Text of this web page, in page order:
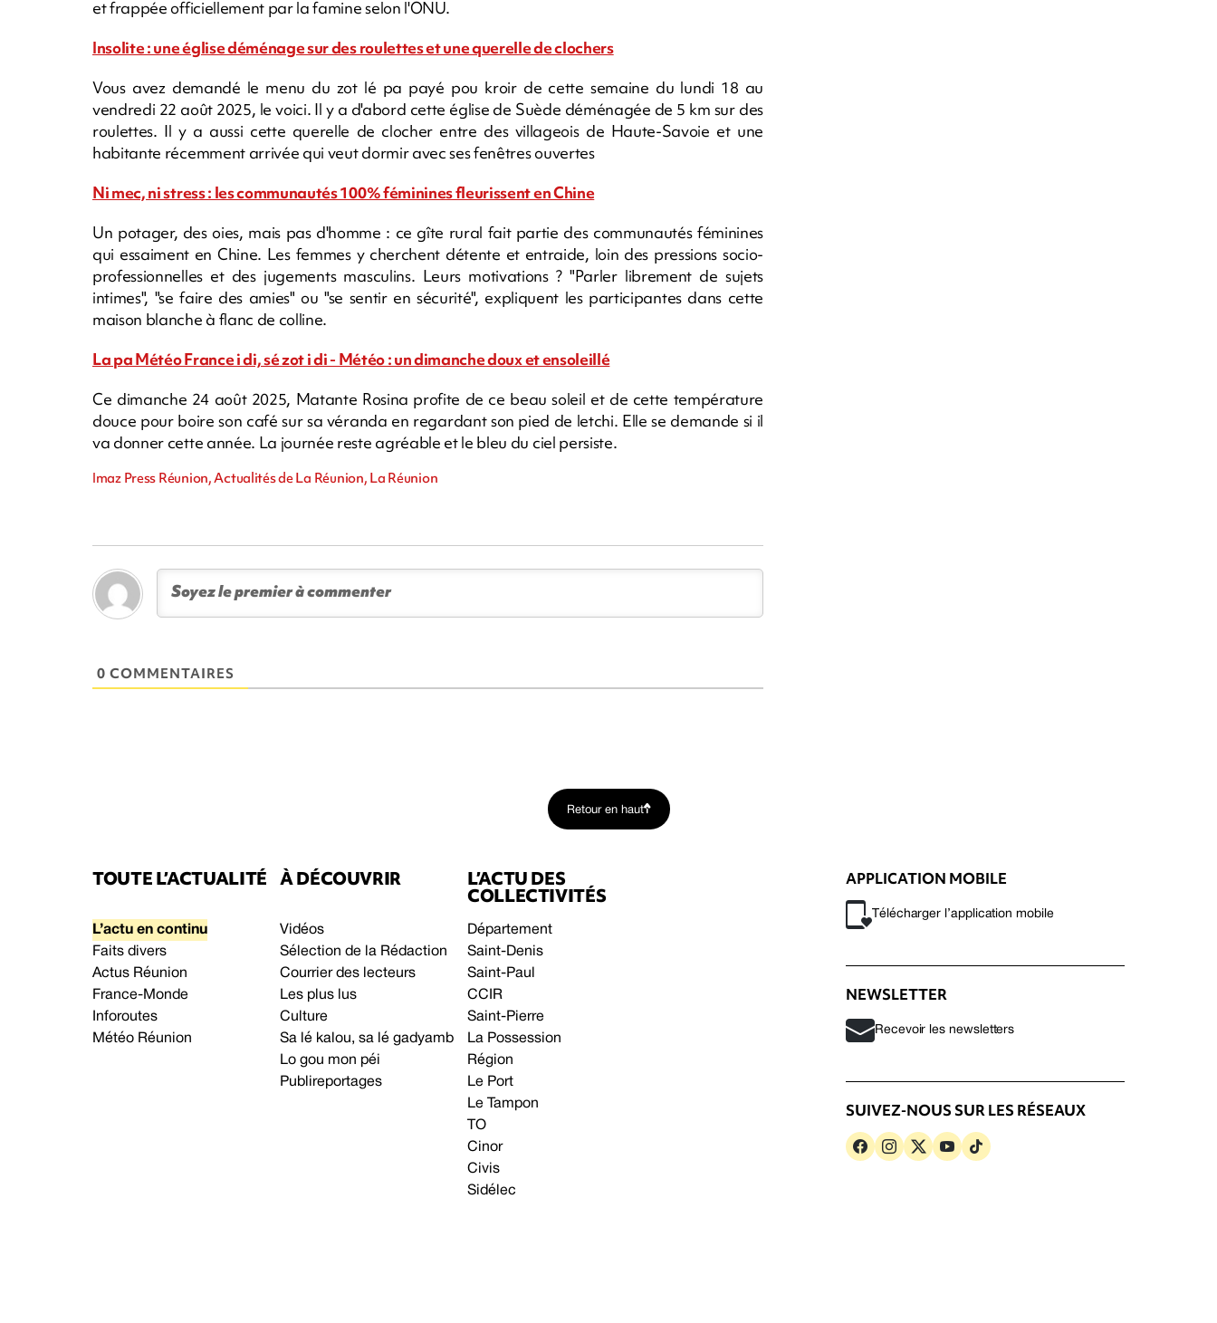
et frappée officiellement par la famine selon l'ONU.
Insolite : une église déménage sur des roulettes et une querelle de clochers
Vous avez demandé le menu du zot lé pa payé pou kroir de cette semaine du lundi 18 au
vendredi 22 août 2025, le voici. Il y a d'abord cette église de Suède déménagée de 5 km sur des
roulettes. Il y a aussi cette querelle de clocher entre des villageois de Haute-Savoie et une
habitante récemment arrivée qui veut dormir avec ses fenêtres ouvertes
Ni mec, ni stress : les communautés 100% féminines fleurissent en Chine
Un potager, des oies, mais pas d'homme : ce gîte rural fait partie des communautés féminines
qui essaiment en Chine. Les femmes y cherchent détente et entraide, loin des pressions socio-
professionnelles et des jugements masculins. Leurs motivations ? "Parler librement de sujets
intimes", "se faire des amies" ou "se sentir en sécurité", expliquent les participantes dans cette
maison blanche à flanc de colline.
La pa Météo France i di, sé zot i di - Météo : un dimanche doux et ensoleillé
Ce dimanche 24 août 2025, Matante Rosina profite de ce beau soleil et de cette température
douce pour boire son café sur sa véranda en regardant son pied de letchi. Elle se demande si il
va donner cette année. La journée reste agréable et le bleu du ciel persiste.
Imaz Press Réunion, Actualités de La Réunion, La Réunion
0 COMMENTAIRES
Retour en haut
TOUTE L’ACTUALITÉ
L’actu en continu
Faits divers
Actus Réunion
France-Monde
Inforoutes
Météo Réunion
À DÉCOUVRIR
Vidéos
Sélection de la Rédaction
Courrier des lecteurs
Les plus lus
Culture
Sa lé kalou, sa lé gadyamb
Lo gou mon péi
Publireportages
L’ACTU DES
COLLECTIVITÉS
Département
Saint-Denis
Saint-Paul
CCIR
Saint-Pierre
La Possession
Région
Le Port
Le Tampon
TO
Cinor
Civis
Sidélec
APPLICATION MOBILE
Télécharger l’application mobile
NEWSLETTER
Recevoir les newsletters
SUIVEZ-NOUS SUR LES RÉSEAUX